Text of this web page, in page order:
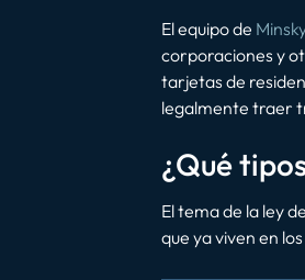
El equipo de
corporaciones y
tarjetas de
legalmente traer
¿Qué
El tema de la ley
que ya viven en